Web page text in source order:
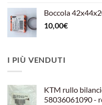
Boccola
10,00€
I PIÙ VENDUTI
KTM rullo
58036061090 -